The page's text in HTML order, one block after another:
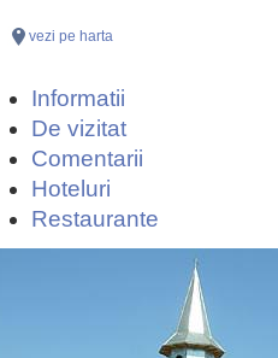
vezi pe harta
Informatii
De vizitat
Comentarii
Hoteluri
Restaurante